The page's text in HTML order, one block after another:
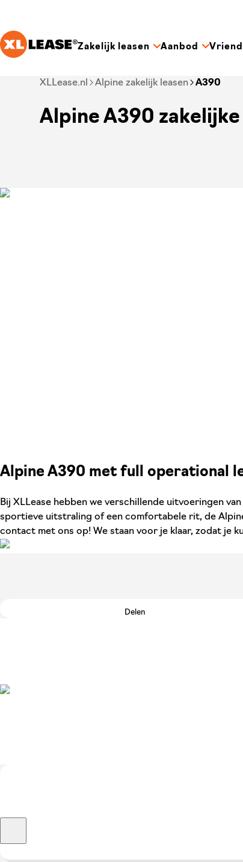
Zakelijk leasen Aanbod
Je bent nu voorbij het hoofdmenu
XLLease.nl Alpine zakelijk leasen A390
Alpine A390 zakelijke
Alpine A390 met full operational
Bij XLLease hebben we verschillende uitvoeringen
sportieve uitstraling of een comfortabele rit, de
contact met ons op! We staan voor je klaar, zodat je
Delen